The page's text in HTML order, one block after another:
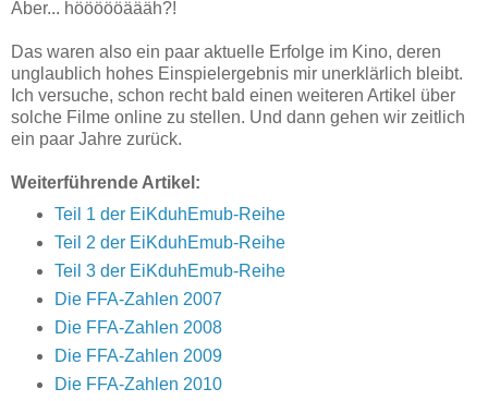
Aber... höööööäääh?!
Das waren also ein paar aktuelle Erfolge im Kino, deren
unglaublich hohes Einspielergebnis mir unerklärlich bleibt.
Ich versuche, schon recht bald einen weiteren Artikel über
solche Filme online zu stellen. Und dann gehen wir zeitlich
ein paar Jahre zurück.
Weiterführende Artikel:
Teil 1 der EiKduhEmub-Reihe
Teil 2 der EiKduhEmub-Reihe
Teil 3 der EiKduhEmub-Reihe
Die FFA-Zahlen 2007
Die FFA-Zahlen 2008
Die FFA-Zahlen 2009
Die FFA-Zahlen 2010